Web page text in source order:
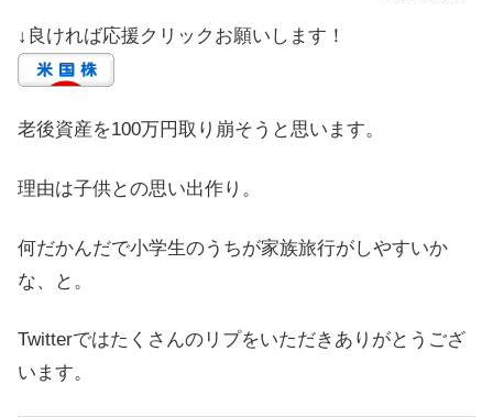
↓良ければ応援クリックお願いします！
老後資産を100万円取り崩そうと思います。
理由は子供との思い出作り。
何だかんだで小学生のうちが家族旅行がしやすいか
な、と。
Twitterではたくさんのリプをいただきありがとうござ
います。